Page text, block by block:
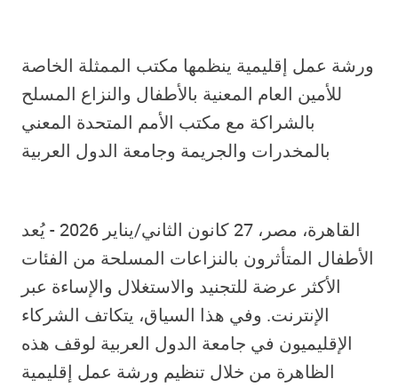
ورشة عمل إقليمية ينظمها مكتب الممثلة الخاصة
للأمين العام المعنية بالأطفال والنزاع المسلح
بالشراكة مع مكتب الأمم المتحدة المعني
بالمخدرات والجريمة وجامعة الدول العربية
القاهرة، مصر، 27 كانون الثاني/يناير 2026 - يُعد
الأطفال المتأثرون بالنزاعات المسلحة من الفئات
الأكثر عرضة للتجنيد والاستغلال والإساءة عبر
الإنترنت. وفي هذا السياق، يتكاتف الشركاء
الإقليميون في جامعة الدول العربية لوقف هذه
الظاهرة من خلال تنظيم ورشة عمل إقليمية